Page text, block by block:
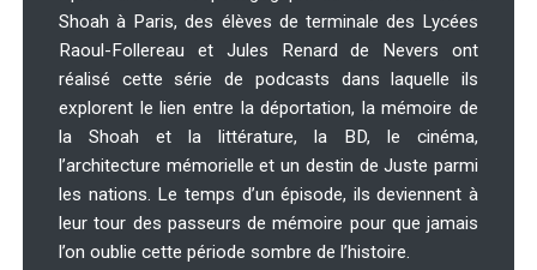
Shoah à Paris, des élèves de terminale des Lycées
Raoul-Follereau et Jules Renard de Nevers ont
réalisé cette série de podcasts dans laquelle ils
explorent le lien entre la déportation, la mémoire de
la Shoah et la littérature, la BD, le cinéma,
l’architecture mémorielle et un destin de Juste parmi
les nations. Le temps d’un épisode, ils deviennent à
leur tour des passeurs de mémoire pour que jamais
l’on oublie cette période sombre de l’histoire.